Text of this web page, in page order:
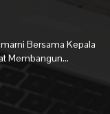
Bersama Kepala
Membangun...